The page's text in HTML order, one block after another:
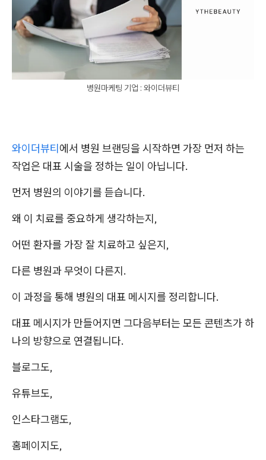
병원마케팅 기업 : 와이더뷰티
와이더뷰티에서 병원 브랜딩을 시작하면 가장 먼저 하는
작업은 대표 시술을 정하는 일이 아닙니다.
먼저 병원의 이야기를 듣습니다.
왜 이 치료를 중요하게 생각하는지,
어떤 환자를 가장 잘 치료하고 싶은지,
다른 병원과 무엇이 다른지.
이 과정을 통해 병원의 대표 메시지를 정리합니다.
대표 메시지가 만들어지면 그다음부터는 모든 콘텐츠가 하
나의 방향으로 연결됩니다.
블로그도,
유튜브도,
인스타그램도,
홈페이지도,